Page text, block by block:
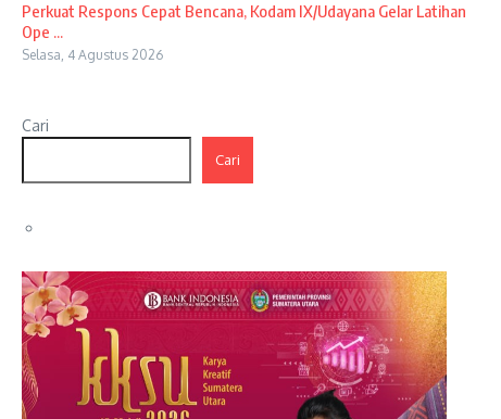
Perkuat Respons Cepat Bencana, Kodam IX/Udayana Gelar Latihan
Ope ...
Selasa, 4 Agustus 2026
Cari
Cari